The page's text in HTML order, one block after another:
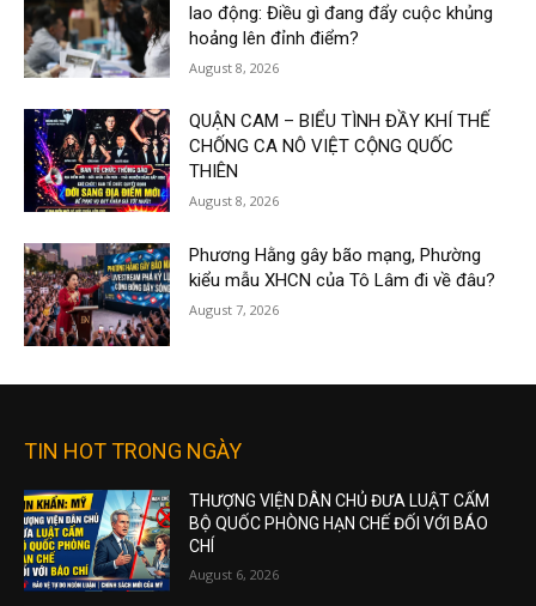
lao động: Điều gì đang đẩy cuộc khủng
hoảng lên đỉnh điểm?
August 8, 2026
QUẬN CAM – BIỂU TÌNH ĐẦY KHÍ THẾ
CHỐNG CA NÔ VIỆT CỘNG QUỐC
THIÊN
August 8, 2026
Phương Hằng gây bão mạng, Phường
kiểu mẫu XHCN của Tô Lâm đi về đâu?
August 7, 2026
TIN HOT TRONG NGÀY
THƯỢNG VIỆN DÂN CHỦ ĐƯA LUẬT CẤM
BỘ QUỐC PHÒNG HẠN CHẾ ĐỐI VỚI BÁO
CHÍ
August 6, 2026